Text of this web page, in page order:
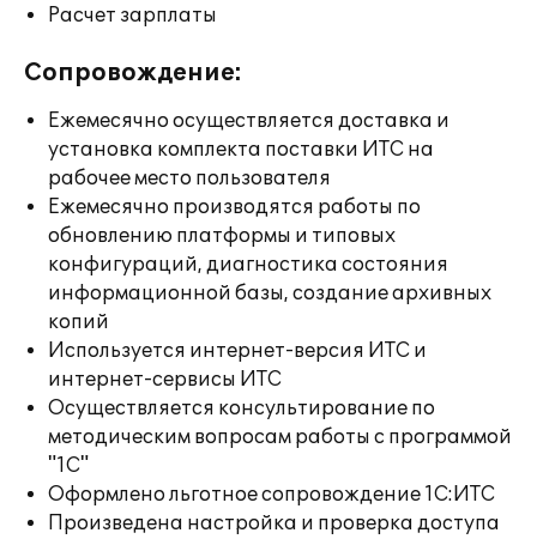
Расчет зарплаты
Сопровождение:
Ежемесячно осуществляется доставка и
установка комплекта поставки ИТС на
рабочее место пользователя
Ежемесячно производятся работы по
обновлению платформы и типовых
конфигураций, диагностика состояния
информационной базы, создание архивных
копий
Используется интернет-версия ИТС и
интернет-сервисы ИТС
Осуществляется консультирование по
методическим вопросам работы с программой
"1С"
Оформлено льготное сопровождение 1С:ИТС
Произведена настройка и проверка доступа